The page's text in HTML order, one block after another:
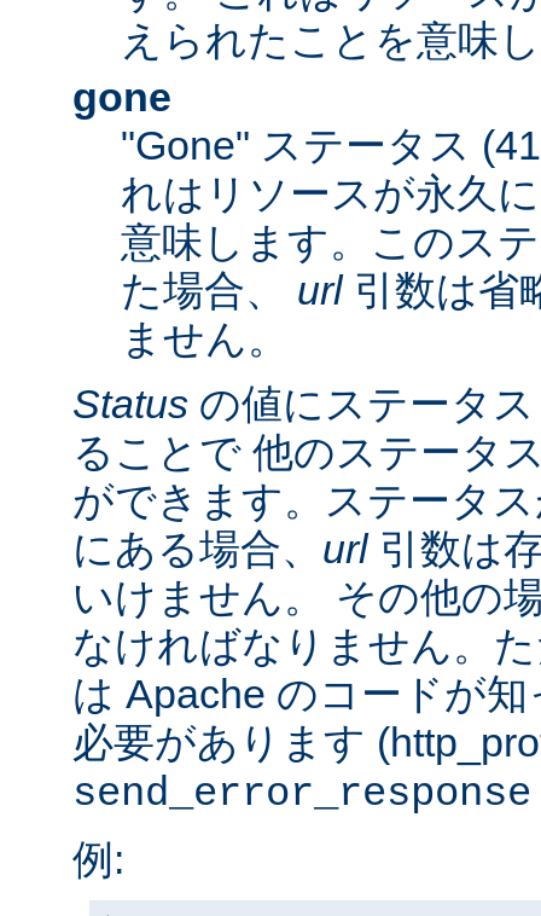
えられたことを意味
gone
"Gone" ステータス
れはリソースが永久
意味します。このス
た場合、 url引数は省
ません。
Status の値にステータ
ることで 他のステータ
ができます。ステータ
にある場合、 url引数は
いけません。 その他の
なければなりません。
は Apache のコードが
必要があります
send_error_response
例: